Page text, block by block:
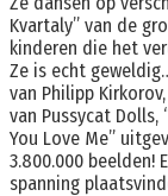
Kvartaly” van de
kinderen die het
Ze is echt
van Philipp
van Pussycat Dolls,
You Love Me”
3.800.000 beelden!
spanning